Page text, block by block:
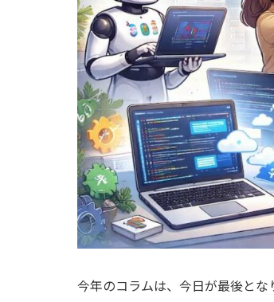
今年のコラムは、今日が最後と